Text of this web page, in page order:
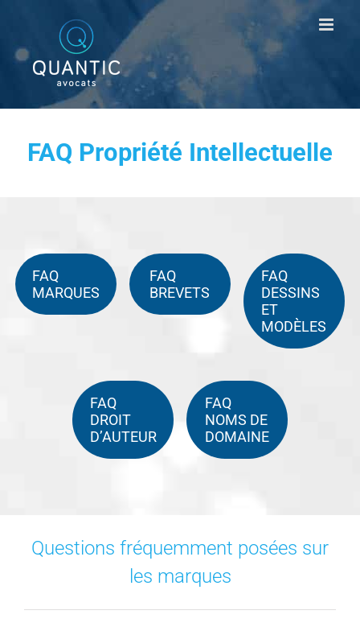
contenu
FAQ Propriété Intellectuelle
FAQ
MARQUES
FAQ
BREVETS
FAQ
DESSINS
ET
MODÈLES
FAQ
DROIT
D’AUTEUR
FAQ
NOMS DE
DOMAINE
Questions fréquemment posées sur
les marques